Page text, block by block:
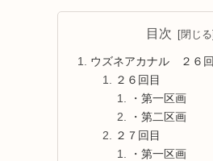
目次
ウズネアカナル ２６
２６回目
・第一区画
・第二区画
２７回目
・第一区画